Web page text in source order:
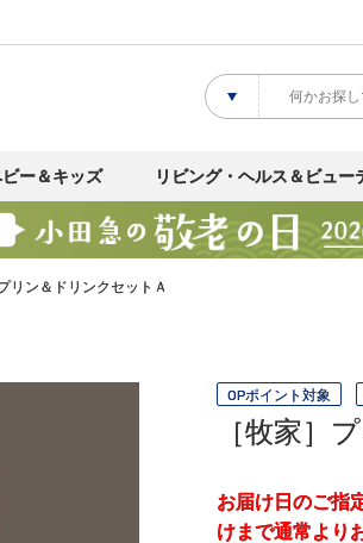
ー＆キッズ リビング・ヘルス＆ビュー
リン＆ドリンクセットＡ
OPポイント対象
［牧家］
お届け日のご指
けまで通常より